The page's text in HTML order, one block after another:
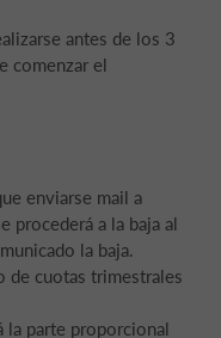
antes de los 3
comenzar el
enviarse mail a
procederá a la baja al
la baja.
de cuotas trimestrales
la parte proporcional